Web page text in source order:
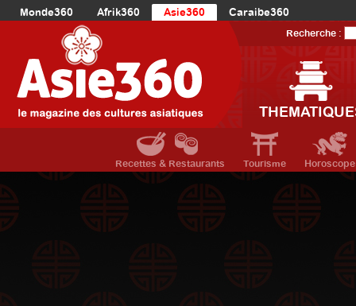
Monde360 Afrik360 Asie360
Caraibe360
Europe360
AmériqueDuNord360
Océanie360
Recherche :
Recettes & Restaurants Tourisme Horoscope